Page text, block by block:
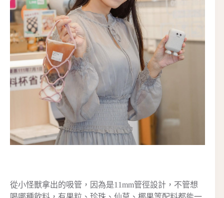
從小怪獸拿出的吸管，因為是11mm管徑設計，不管想